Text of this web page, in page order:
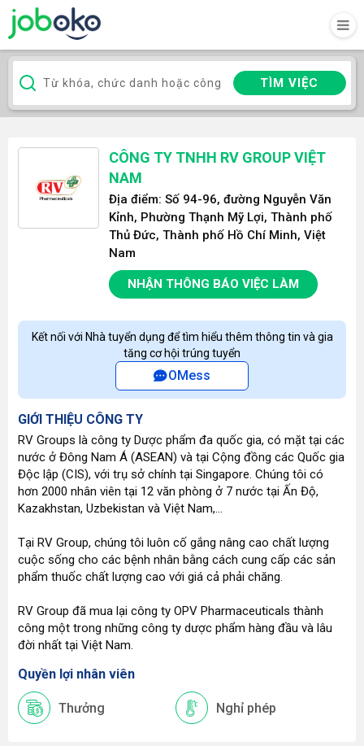
TÌM VIỆC
CÔNG TY TNHH RV GROUP VIỆT
NAM
Địa điểm: Số 94-96, đường Nguyễn Văn
Kỉnh, Phường Thạnh Mỹ Lợi, Thành phố
Thủ Đức, Thành phố Hồ Chí Minh, Việt
Nam
NHẬN THÔNG BÁO VIỆC LÀM
Kết nối với Nhà tuyển dụng để tìm hiểu thêm thông tin và gia
tăng cơ hội trúng tuyển
OMess
GIỚI THIỆU CÔNG TY
RV Groups là công ty Dược phẩm đa quốc gia, có mặt tại các
nước ở Đông Nam Á (ASEAN) và tại Cộng đồng các Quốc gia
Độc lập (CIS), với trụ sở chính tại Singapore. Chúng tôi có
hơn 2000 nhân viên tại 12 văn phòng ở 7 nước tại Ấn Độ,
Kazakhstan, Uzbekistan và Việt Nam,...
Tại RV Group, chúng tôi luôn cố gắng nâng cao chất lượng
cuộc sống cho các bệnh nhân bằng cách cung cấp các sản
phẩm thuốc chất lượng cao với giá cả phải chăng.
RV Group đã mua lại công ty OPV Pharmaceuticals thành
công một trong những công ty dược phẩm hàng đầu và lâu
đời nhất tại Việt Nam.
Quyền lợi nhân viên
Thưởng Nghỉ phép